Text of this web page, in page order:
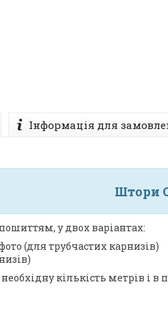
Інформація для
Штори
у двох варіантах:
(для трубчастих карнизів)
кількість метрів і в